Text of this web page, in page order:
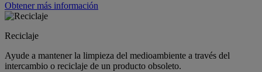
Obtener más información
Reciclaje
Ayude a mantener la limpieza del medioambiente a través del
intercambio o reciclaje de un producto obsoleto.